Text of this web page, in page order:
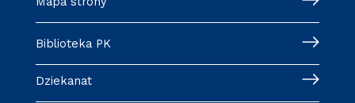
Biblioteka PK
Dziekanat